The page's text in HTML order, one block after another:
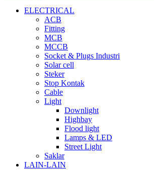
ELECTRICAL
ACB
Fitting
MCB
MCCB
Socket & Plugs Industri
Solar cell
Steker
Stop Kontak
Cable
Light
Downlight
Highbay
Flood light
Lamps & LED
Street Light
Saklar
LAIN-LAIN